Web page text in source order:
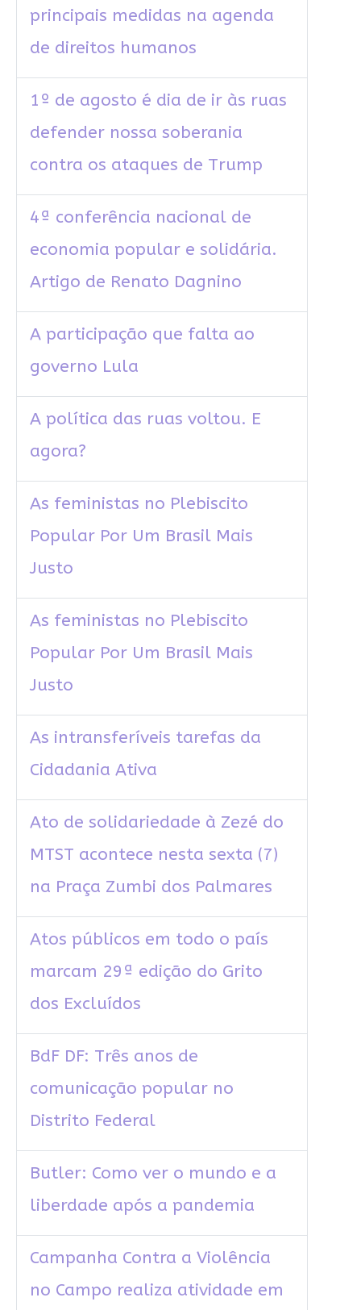
principais medidas na agenda
de direitos humanos
1º de agosto é dia de ir às ruas
defender nossa soberania
contra os ataques de Trump
4ª conferência nacional de
economia popular e solidária.
Artigo de Renato Dagnino
A participação que falta ao
governo Lula
A política das ruas voltou. E
agora?
As feministas no Plebiscito
Popular Por Um Brasil Mais
Justo
As feministas no Plebiscito
Popular Por Um Brasil Mais
Justo
As intransferíveis tarefas da
Cidadania Ativa
Ato de solidariedade à Zezé do
MTST acontece nesta sexta (7)
na Praça Zumbi dos Palmares
Atos públicos em todo o país
marcam 29ª edição do Grito
dos Excluídos
BdF DF: Três anos de
comunicação popular no
Distrito Federal
Butler: Como ver o mundo e a
liberdade após a pandemia
Campanha Contra a Violência
no Campo realiza atividade em